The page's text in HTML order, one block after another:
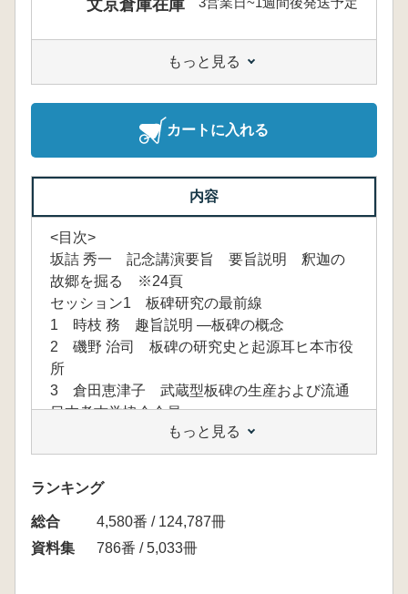
文京倉庫在庫
もっと見る
カートに入れる
内容
<目次>
坂詰 秀一 記念講演要旨 要旨説明 釈迦の
故郷を掘る ※24頁
セッション1 板碑研究の最前線
1 時枝 務 趣旨説明 ―板碑の概念
2 磯野 治司 板碑の研究史と起源耳ヒ本市役
所
3 倉田恵津子 武蔵型板碑の生産および流通
日本考古学協会会員
4 阪田 正一 板碑造立と教団立正大学文学部
5 水澤 幸一 北東日本海型板碑の展開
もっと見る
ランキング
総合
4,580番 / 124,787冊
資料集
786番 / 5,033冊